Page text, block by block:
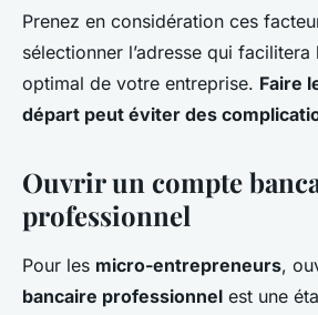
Prenez en considération ces
sélectionner l’adresse qui
optimal de votre entreprise. Faire
départ peut éviter des
Ouvrir un compte
professionnel
Pour les micro-entrepreneurs,
bancaire professionnel est une